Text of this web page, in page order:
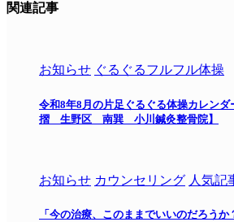
関連記事
お知らせ ぐるぐるフルフル体操
令和8年8月の片足ぐるぐる体操カレン
摺 生野区 南巽 小川鍼灸整骨院】
お知らせ カウンセリング 人気記
「今の治療、このままでいいのだろうか